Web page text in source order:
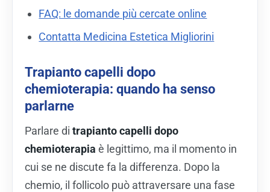
FAQ: le domande più cercate online
Contatta Medicina Estetica Migliorini
Trapianto capelli dopo
chemioterapia: quando ha senso
parlarne
Parlare di trapianto capelli dopo
chemioterapia è legittimo, ma il momento in
cui se ne discute fa la differenza. Dopo la
chemio, il follicolo può attraversare una fase